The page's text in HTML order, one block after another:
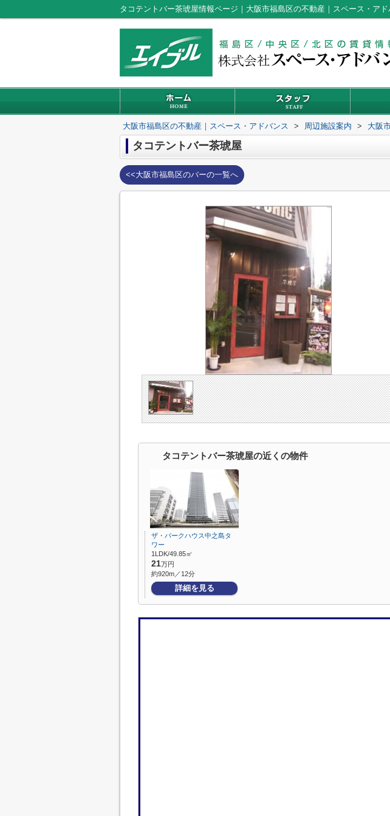
タコテントバー茶琥屋情報ページ｜大阪市福島区の不動産｜スペース・アド
大阪市福島区の不動産｜スペース・アドバンス > 周辺施設案内 > 大阪
タコテントバー茶琥屋
<<大阪市福島区のバーの一覧へ
タコテントバー茶琥屋の近くの物件
ザ・パークハウス中之島タ
ワー
1LDK/49.85㎡
21万円
約920m／12分
詳細を見る